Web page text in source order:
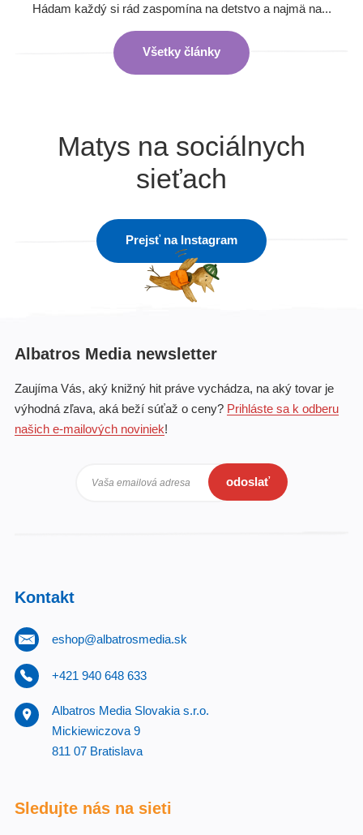
Hádam každý si rád zaspomína na detstvo a najmä na...
Všetky články
Matys na sociálnych
sieťach
Prejsť na Instagram
Albatros Media newsletter
Zaujíma Vás, aký knižný hit práve vychádza, na aký tovar je
výhodná zľava, aká beží súťaž o ceny? Prihláste sa k odberu
našich e-mailových noviniek!
Vaša emailová adresa odoslať
Kontakt
eshop@albatrosmedia.sk
+421 940 648 633
Albatros Media Slovakia s.r.o.
Mickiewiczova 9
811 07 Bratislava
Sledujte nás na sieti